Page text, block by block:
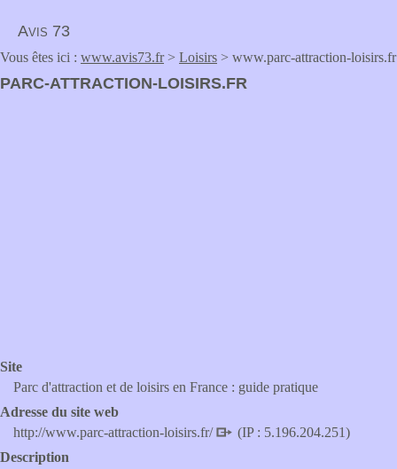
Avis 73
Vous êtes ici : www.avis73.fr> Loisirs > www.parc-attraction-loisirs.fr
PARC-ATTRACTION-LOISIRS.FR
Site
Parc d'attraction et de loisirs en France : guide pratique
Adresse du site web
http://www.parc-attraction-loisirs.fr/
(IP : 5.196.204.251)
Description